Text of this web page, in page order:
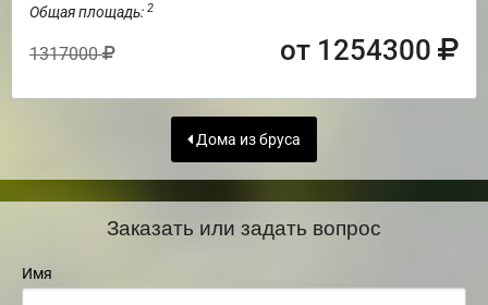
Общая площадь: 2
1317000 от 1254300
Дома из бруса
Заказать или задать вопрос
Имя